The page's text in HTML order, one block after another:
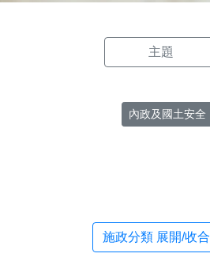
主題
內政及國土安全
施政分類 展開/收合